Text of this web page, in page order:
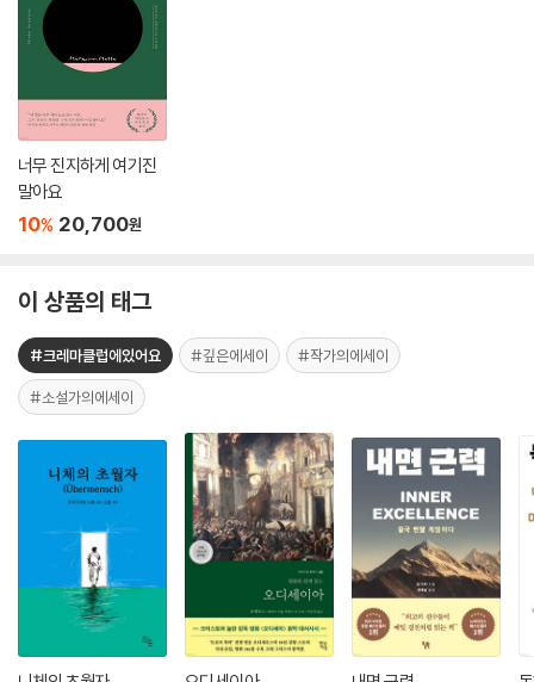
너무 진지하게 여기진
말아요
10% 20,700원
이 상품의 태그
#크레마클럽에있어요 #깊은에세이 #작가의에세이
#소설가의에세이